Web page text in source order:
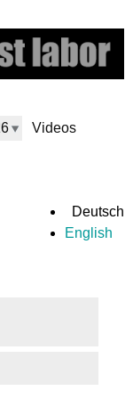
Videos
Deutsch
English